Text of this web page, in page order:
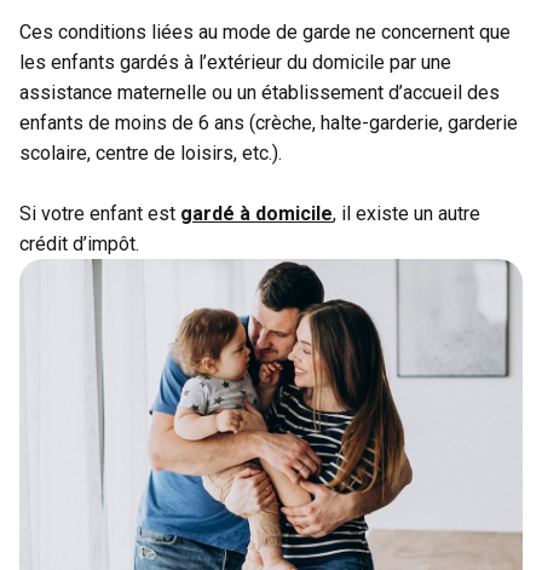
Ces conditions liées au mode de garde ne concernent que
les enfants gardés à l’extérieur du domicile par une
assistance maternelle ou un établissement d’accueil des
enfants de moins de 6 ans (crèche, halte-garderie, garderie
scolaire, centre de loisirs, etc.).
Si votre enfant est gardé à domicile, il existe un autre
crédit d’impôt.